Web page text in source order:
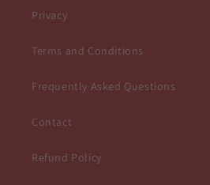
Privacy
Terms and Conditions
Frequently Asked Questions
Contact
Refund Policy